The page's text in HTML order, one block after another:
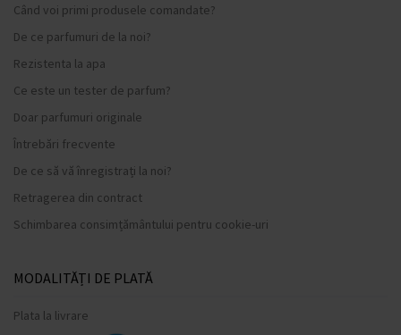
Când voi primi produsele comandate?
De ce parfumuri de la noi?
Rezistenta la apa
Ce este un tester de parfum?
Doar parfumuri originale
Întrebări frecvente
De ce să vă înregistrați la noi?
Retragerea din contract
Schimbarea consimțământului pentru cookie-uri
MODALITĂȚI DE PLATĂ
Plata la livrare